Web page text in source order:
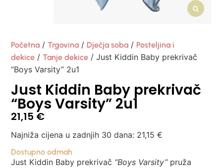
Početna /Trgovina / Dječja soba / Posteljina i
dekice /Tanje dekice / Just Kiddin Baby prekrivač
“Boys Varsity” 2u1
Just Kiddin Baby prekrivač
“Boys Varsity” 2u1
21,15 €
Najniža cijena u zadnjih 30 dana: 21,15€
Dostupno odmah
Just Kiddin Baby prekrivač “Boys Varsity”pruža